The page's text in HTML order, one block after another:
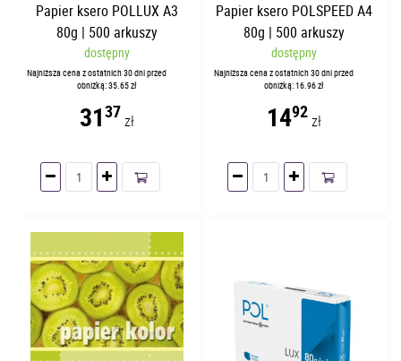
Papier ksero POLLUX A3
80g | 500 arkuszy
dostępny
Najniższa cena z ostatnich 30 dni przed
obniżką: 35.65 zł
3137zł
Papier ksero POLSPEED A4
80g | 500 arkuszy
dostępny
Najniższa cena z ostatnich 30 dni przed
obniżką: 16.96 zł
1492zł